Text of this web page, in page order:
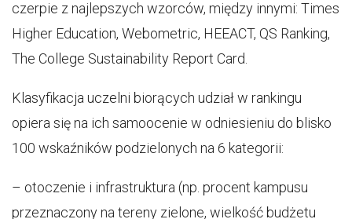
czerpie z najlepszych wzorców, między innymi: Times
Higher Education, Webometric, HEEACT, QS Ranking,
The College Sustainability Report Card.
Klasyfikacja uczelni biorących udział w rankingu
opiera się na ich samoocenie w odniesieniu do blisko
100 wskaźników podzielonych na 6 kategorii:
– otoczenie i infrastruktura (np. procent kampusu
przeznaczony na tereny zielone, wielkość budżetu